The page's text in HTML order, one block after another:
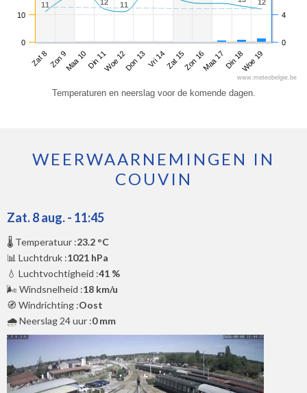
11
11
12
12 11
11 12
12
Zat 8Zon 9Maa 10Din 11Woe 12Don 13Vri 14Zat 15Zon 16Maa 17Din 18Woe 19
0
10
0
4
www.meteobelgie.be
Temperaturen en neerslag voor de komende dagen.
WEERWAARNEMINGEN IN
COUVIN
Zat. 8 aug. - 11:45
🌡️ Temperatuur :23.2 °C
📊 Luchtdruk :1021 hPa
💧 Luchtvochtigheid :41 %
🌬️ Windsnelheid :18 km/u
🧭 Windrichting :Oost
🌧️ Neerslag 24 uur :0 mm